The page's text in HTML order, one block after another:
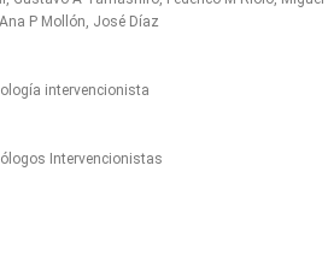
P Mollón, José Díaz
intervencionista
Intervencionistas